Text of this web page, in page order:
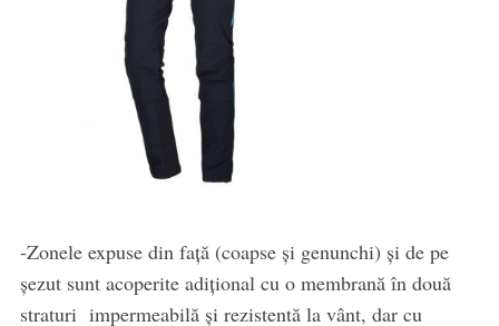
-Zonele expuse din față (coapse și genunchi) și de pe
șezut sunt acoperite adițional cu o membrană în două
straturi impermeabilă și rezistentă la vânt, dar cu